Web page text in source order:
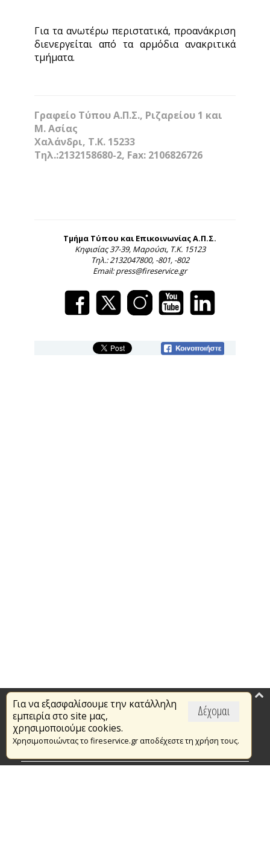
Για τα ανωτέρω περιστατικά, προανάκριση
διενεργείται από τα αρμόδια ανακριτικά
τμήματα.
Γραφείο Τύπου Α.Π.Σ., Ριζαρείου 1 και
Μ. Ασίας
Χαλάνδρι, Τ.Κ. 15233
Τηλ.:2132158680-2, Fax: 2106826726
Τμήμα Τύπου και Επικοινωνίας Α.Π.Σ.
Κηφισίας 37-39, Μαρούσι, Τ.Κ. 15123
Τηλ.: 2132047800, -801, -802
Email: press@fireservice.gr
Δέχομαι
Για να εξασφαλίσουμε την κατάλληλη
εμπειρία στο site μας,
χρησιμοποιούμε cookies.
Χρησιμοποιώντας το fireservice.gr αποδέχεστε τη χρήση τους.
Επικαιρότητα
Το Πυροσβεστικό Σώμα